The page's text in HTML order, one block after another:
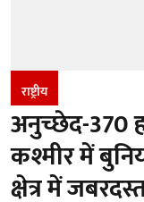
राष्ट्रीय
अनुच्छेद-370
कश्मीर में
क्षेत्र में